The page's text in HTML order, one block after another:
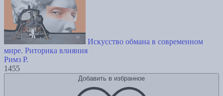
Искусство обмана в современном
мире. Риторика влияния
Римз Р.
1455
Добавить в избранное